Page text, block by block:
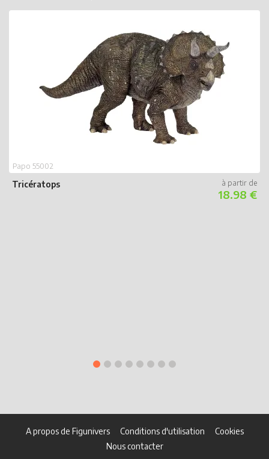
Tricératops
Papo 55002
18.98 €
A propos de Figunivers Conditions d'utilisation
Cookies
Nous contacter